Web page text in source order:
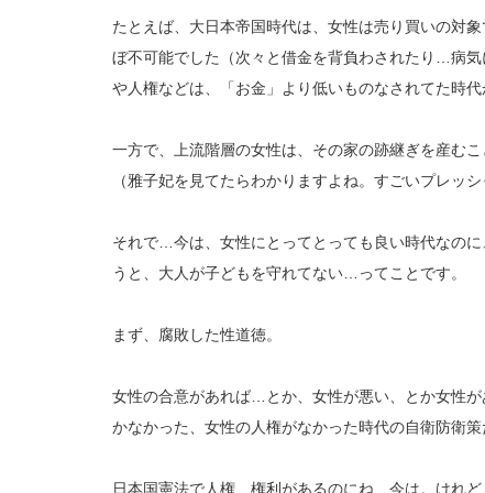
たとえば、大日本帝国時代は、女性は売り買いの対
ぼ不可能でした（次々と借金を背負わされたり…病
や人権などは、「お金」より低いものなされてた時
一方で、上流階層の女性は、その家の跡継ぎを産む
（雅子妃を見てたらわかりますよね。すごいプレッシ
それで…今は、女性にとってとっても良い時代なの
うと、大人が子どもを守れてない…ってことです。
まず、腐敗した性道徳。
女性の合意があれば…とか、女性が悪い、とか女性
かなかった、女性の人権がなかった時代の自衛防衛
日本国憲法で人権、権利があるのにね、今は。けれ